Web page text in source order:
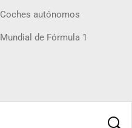
Coches autónomos
Mundial de Fórmula 1